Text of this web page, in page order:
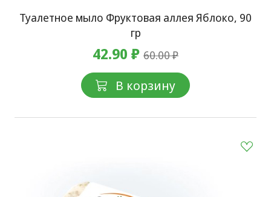
Туалетное мыло Фруктовая аллея Яблоко, 90
гр
42.90 ₽ 60.00 ₽
В корзину